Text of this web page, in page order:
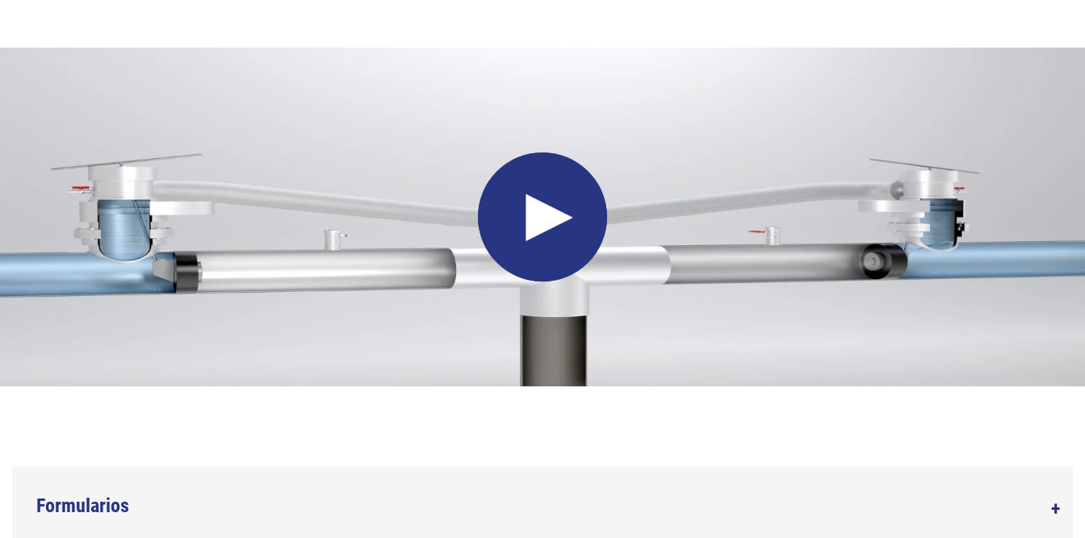
Formularios